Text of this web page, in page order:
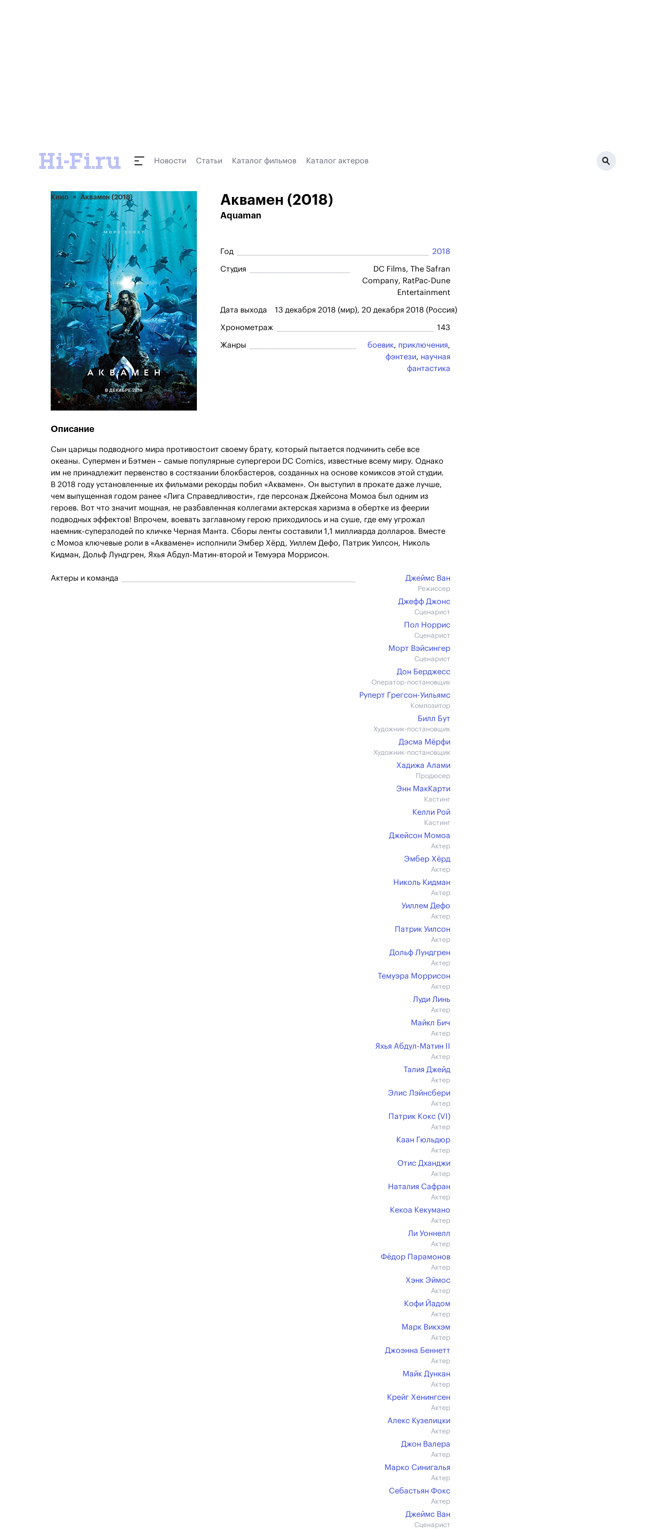
Новости Статьи Каталог фильмов Каталог актеров
Кино Аквамен (2018) Аквамен (2018)
Aquaman
Год 2018
Студия
DC Films, The Safran
Company, RatPac-Dune
Entertainment
Дата выхода 13 декабря 2018 (мир), 20 декабря 2018 (Россия)
Хронометраж 143
Жанры боевик, приключения,
фэнтези, научная
фантастика
Описание
Сын царицы подводного мира противостоит своему брату, который пытается подчинить себе все
океаны. Супермен и Бэтмен – самые популярные супергерои DC Comics, известные всему миру. Однако
им не принадлежит первенство в состязании блокбастеров, созданных на основе комиксов этой студии.
В 2018 году установленные их фильмами рекорды побил «Аквамен». Он выступил в прокате даже лучше,
чем выпущенная годом ранее «Лига Справедливости», где персонаж Джейсона Момоа был одним из
героев. Вот что значит мощная, не разбавленная коллегами актерская харизма в обертке из феерии
подводных эффектов! Впрочем, воевать заглавному герою приходилось и на суше, где ему угрожал
наемник-суперзлодей по кличке Черная Манта. Сборы ленты составили 1,1 миллиарда долларов. Вместе
с Момоа ключевые роли в «Аквамене» исполнили Эмбер Хёрд, Уиллем Дефо, Патрик Уилсон, Николь
Кидман, Дольф Лундгрен, Яхья Абдул-Матин-второй и Темуэра Моррисон.
Актеры и команда Джеймс Ван
Режиссер
Джефф Джонс
Сценарист
Пол Норрис
Сценарист
Морт Вэйсингер
Сценарист
Дон Берджесс
Оператор-постановщик
Руперт Грегсон-Уильямс
Композитор
Билл Бут
Художник-постановщик
Дэсма Мёрфи
Художник-постановщик
Хадижа Алами
Продюсер
Энн МакКарти
Кастинг
Келли Рой
Кастинг
Джейсон Момоа
Актер
Эмбер Хёрд
Актер
Николь Кидман
Актер
Уиллем Дефо
Актер
Патрик Уилсон
Актер
Дольф Лундгрен
Актер
Темуэра Моррисон
Актер
Луди Линь
Актер
Майкл Бич
Актер
Яхья Абдул-Матин II
Актер
Талия Джейд
Актер
Элис Лэйнсбери
Актер
Патрик Кокс (VI)
Актер
Каан Гюльдюр
Актер
Отис Дханджи
Актер
Наталия Сафран
Актер
Кекоа Кекумано
Актер
Ли Уоннелл
Актер
Фёдор Парамонов
Актер
Хэнк Эймос
Актер
Кофи Йадом
Актер
Марк Викхэм
Актер
Джоэнна Беннетт
Актер
Майк Дункан
Актер
Крейг Хенингсен
Актер
Алекс Кузелицки
Актер
Джон Валера
Актер
Марко Синигалья
Актер
Себастьян Фокс
Актер
Джеймс Ван
Сценарист